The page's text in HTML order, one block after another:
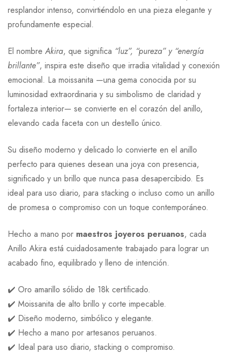
resplandor intenso, convirtiéndolo en una pieza elegante y
profundamente especial.
El nombre Akira, que significa “luz”, “pureza” y “energía
brillante”, inspira este diseño que irradia vitalidad y conexión
emocional. La moissanita —una gema conocida por su
luminosidad extraordinaria y su simbolismo de claridad y
fortaleza interior— se convierte en el corazón del anillo,
elevando cada faceta con un destello único.
Su diseño moderno y delicado lo convierte en el anillo
perfecto para quienes desean una joya con presencia,
significado y un brillo que nunca pasa desapercibido. Es
ideal para uso diario, para stacking o incluso como un anillo
de promesa o compromiso con un toque contemporáneo.
Hecho a mano por maestros joyeros peruanos, cada
Anillo Akira está cuidadosamente trabajado para lograr un
acabado fino, equilibrado y lleno de intención.
✔️ Oro amarillo sólido de 18k certificado.
✔️ Moissanita de alto brillo y corte impecable.
✔️ Diseño moderno, simbólico y elegante.
✔️ Hecho a mano por artesanos peruanos.
✔️ Ideal para uso diario, stacking o compromiso.